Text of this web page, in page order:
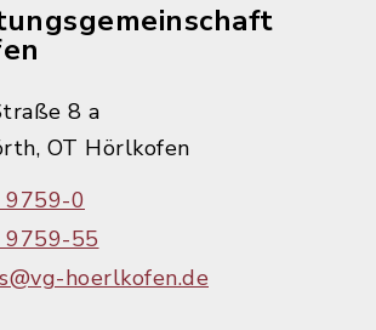
8 a
OT Hörlkofen
0
55
hoerlkofen.de